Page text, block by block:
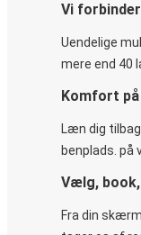
Vi
Uendelige
mere end 40
Komfort
Læn dig
benplads. på
Vælg,
Fra din